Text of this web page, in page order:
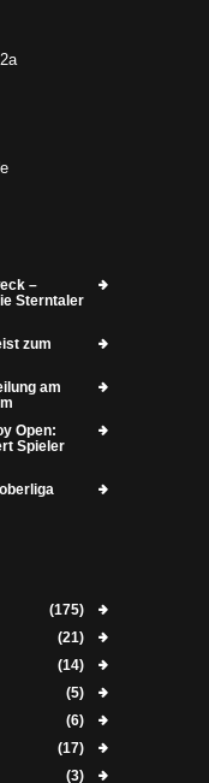
–
Sterntaler
zum
am
Open:
Spieler
(175)
(21)
(14)
(5)
(6)
(17)
(3)